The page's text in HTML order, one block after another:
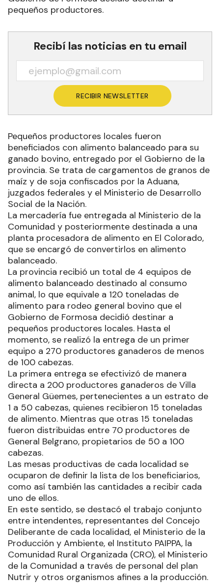
pequeños productores.
Recibí las noticias en tu email
RECIBIR NEWSLETTER
Pequeños productores locales fueron
beneficiados con alimento balanceado para su
ganado bovino, entregado por el Gobierno de la
provincia. Se trata de cargamentos de granos de
maíz y de soja confiscados por la Aduana,
juzgados federales y el Ministerio de Desarrollo
Social de la Nación.
La mercadería fue entregada al Ministerio de la
Comunidad y posteriormente destinada a una
planta procesadora de alimento en El Colorado,
que se encargó de convertirlos en alimento
balanceado.
La provincia recibió un total de 4 equipos de
alimento balanceado destinado al consumo
animal, lo que equivale a 120 toneladas de
alimento para rodeo general bovino que el
Gobierno de Formosa decidió destinar a
pequeños productores locales. Hasta el
momento, se realizó la entrega de un primer
equipo a 270 productores ganaderos de menos
de 100 cabezas.
La primera entrega se efectivizó de manera
directa a 200 productores ganaderos de Villa
General Güemes, pertenecientes a un estrato de
1 a 50 cabezas, quienes recibieron 15 toneladas
de alimento. Mientras que otras 15 toneladas
fueron distribuidas entre 70 productores de
General Belgrano, propietarios de 50 a 100
cabezas.
Las mesas productivas de cada localidad se
ocuparon de definir la lista de los beneficiarios,
como así también las cantidades a recibir cada
uno de ellos.
En este sentido, se destacó el trabajo conjunto
entre intendentes, representantes del Concejo
Deliberante de cada localidad, el Ministerio de la
Producción y Ambiente, el Instituto PAIPPA, la
Comunidad Rural Organizada (CRO), el Ministerio
de la Comunidad a través de personal del plan
Nutrir y otros organismos afines a la producción.